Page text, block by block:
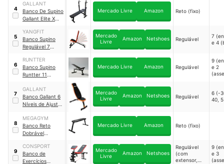
4
GALLANT
Banco De Supino
Gallant Elite X
Mercado Livre Amazon Reto (fixo)
5
YANGFIT
Banco Supino
Regulável 7
Yangfit ｜
BANCOSUPINO2
Mercado
Livre
Amazon Netshoes Regulável
7
e 4
6
RUNTTER
Banco Supino
Runtter 11
Mercado Livre Amazon Regulável
9
e 2
7
GALLANT
Banco Gallant 6
Níveis de Ajuste
Mercado
Livre
Amazon Netshoes Regulável
6 (-
40,
8
MEGAGYM
Banco Reto
Dobrável
Mercado Livre Amazon Reto (fixo)
9
CONSPORT
Banco de
Exercícios
Mercado
Livre
Amazon Netshoes
Regulável
(com
extensor,
9
e 3